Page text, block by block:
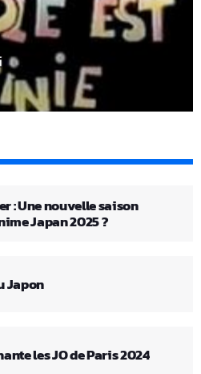
: Une nouvelle saison
Japan 2025 ?
Japon
les JO de Paris 2024